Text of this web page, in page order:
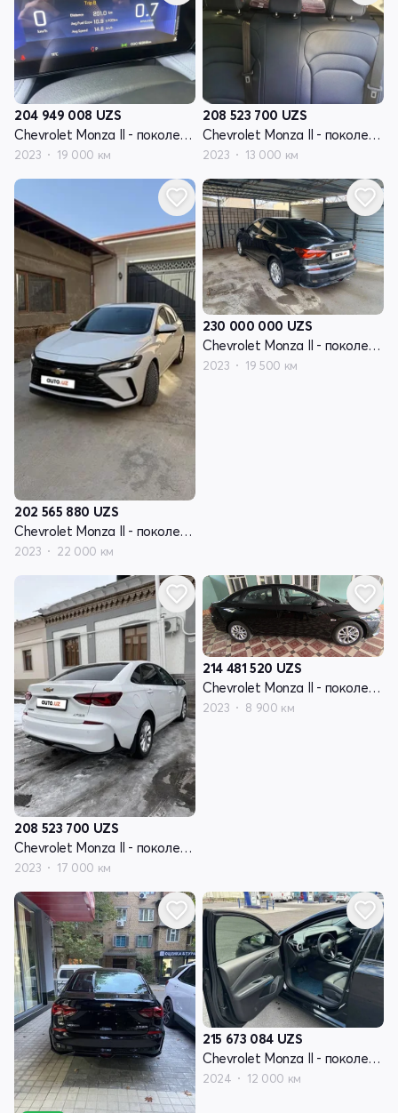
204 949 008 UZS
Chevrolet Monza II - поколение рестайлинг
2023 19 000 км
208 523 700 UZS
Chevrolet Monza II - поколение рестайлинг
2023 13 000 км
202 565 880 UZS
Chevrolet Monza II - поколение рестайлинг
2023 22 000 км
230 000 000 UZS
Chevrolet Monza II - поколение рестайлинг
2023 19 500 км
208 523 700 UZS
Chevrolet Monza II - поколение рестайлинг
2023 17 000 км
214 481 520 UZS
Chevrolet Monza II - поколение рестайлинг
2023 8 900 км
215 673 084 UZS
Chevrolet Monza II - поколение рестайлинг
2024 12 000 км